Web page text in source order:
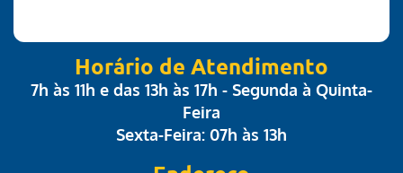
Horário de Atendimento
7h às 11h e das 13h às 17h - Segunda à Quinta-
Feira
Sexta-Feira: 07h às 13h